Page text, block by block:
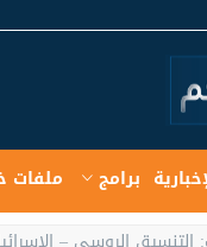
برامج ملفات